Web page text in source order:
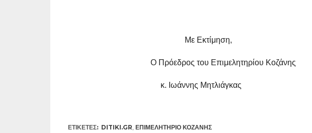
Με Εκτίμηση,
Ο Πρόεδρος του Επιμελητηρίου Κοζάνης
κ. Ιωάννης Μητλιάγκας
ΕΤΙΚΕΤΕΣ: DITIKI.GR ΕΠΙΜΕΛΗΤΉΡΙΟ ΚΟΖΆΝΗΣ